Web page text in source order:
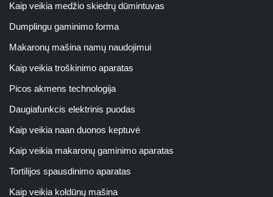
Kaip veikia medžio skiedrų dūmintuvas
Dumplingu gaminimo forma
Makaronų mašina namų naudojimui
Kaip veikia troškinimo aparatas
Picos akmens technologija
Daugiafunkcis elektrinis puodas
Kaip veikia naan duonos keptuvė
Kaip veikia makaronų gaminimo aparatas
Tortilijos spausdinimo aparatas
Kaip veikia koldūnų mašina